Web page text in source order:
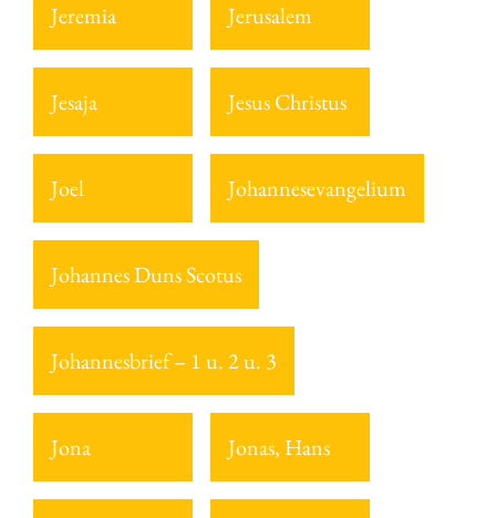
Jeremia Jerusalem
Jesaja Jesus Christus
Joel Johannesevangelium
Johannes Duns Scotus
Johannesbrief – 1 u. 2 u. 3
Jona Jonas, Hans